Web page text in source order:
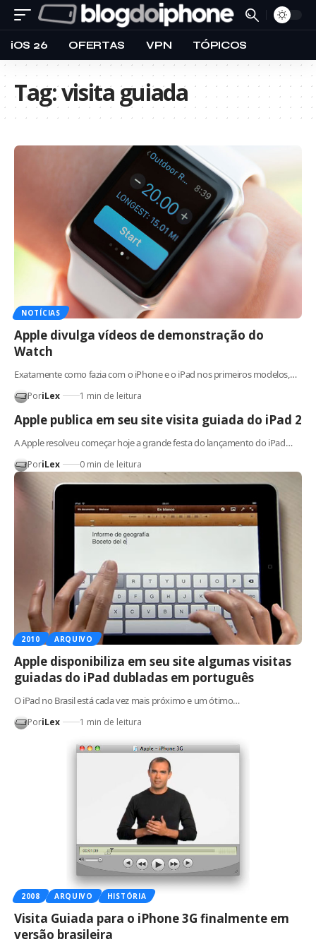
iOS 26 OFERTAS VPN TÓPICOS
Tag:visita guiada
NOTÍCIAS
Apple divulga vídeos de demonstração do
Watch
Exatamente como fazia com o iPhone e o iPad nos primeiros modelos,…
PoriLex 1 min de leitura
Apple publica em seu site visita guiada do iPad 2
A Apple resolveu começar hoje a grande festa do lançamento do iPad…
PoriLex 0 min de leitura
2010 ARQUIVO
Apple disponibiliza em seu site algumas visitas
guiadas do iPad dubladas em português
O iPad no Brasil está cada vez mais próximo e um ótimo…
PoriLex 1 min de leitura
2008 ARQUIVO HISTÓRIA
Visita Guiada para o iPhone 3G finalmente em
versão brasileira